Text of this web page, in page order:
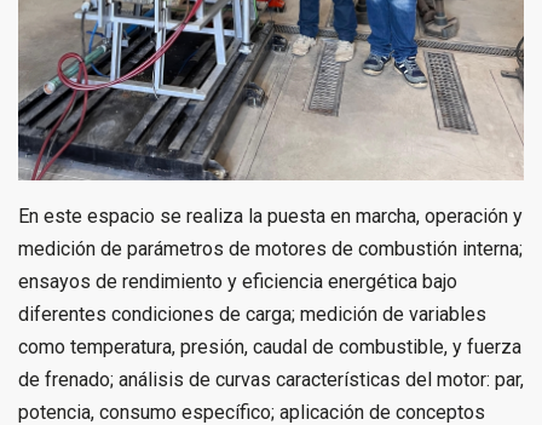
En este espacio se realiza la puesta en marcha, operación y
medición de parámetros de motores de combustión interna;
ensayos de rendimiento y eficiencia energética bajo
diferentes condiciones de carga; medición de variables
como temperatura, presión, caudal de combustible, y fuerza
de frenado; análisis de curvas características del motor: par,
potencia, consumo específico; aplicación de conceptos